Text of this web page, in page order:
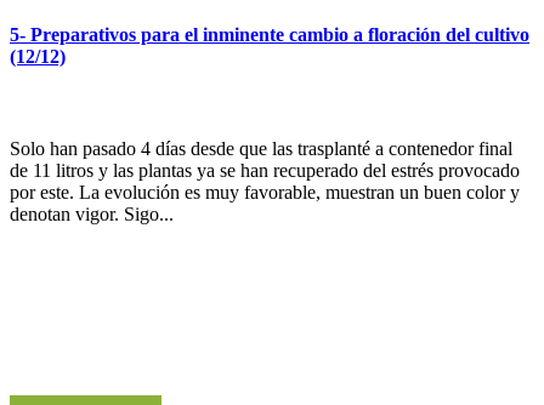
5- Preparativos para el inminente cambio a floración del cultivo
(12/12)
Solo han pasado 4 días desde que las trasplanté a contenedor final
de 11 litros y las plantas ya se han recuperado del estrés provocado
por este. La evolución es muy favorable, muestran un buen color y
denotan vigor. Sigo...